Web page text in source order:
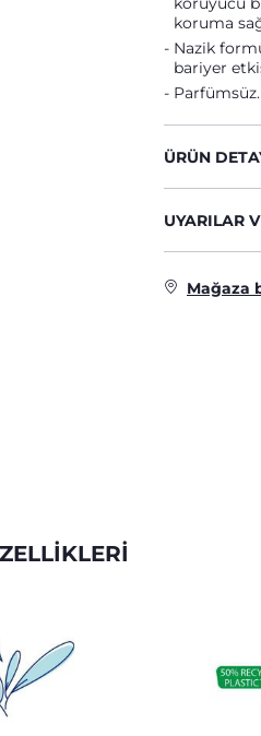
koruma
Nazik
bariyer
Parfümsüz.
ÜRÜN
UYARILAR
Mağaza